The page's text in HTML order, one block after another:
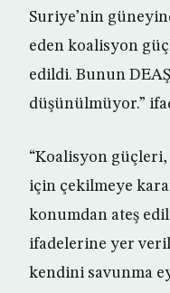
Suriye’nin
eden koalisyon
edildi. Bunun DEAŞ
düşünülmüyor.”
“Koalisyon
için çekilmeye
konumdan ateş
ifadelerine yer
kendini savunma